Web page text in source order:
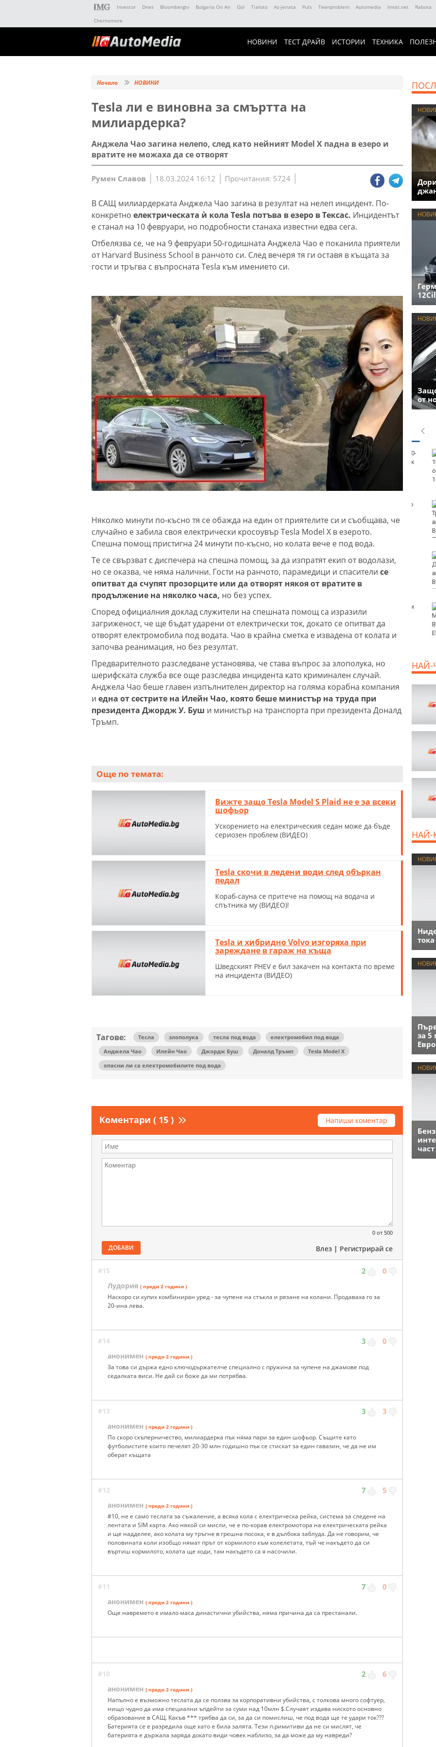
Investor Dnes Bloombergtv Bulgaria On Air Gol Tialoto Az-jenata Puls Teenproblem Automedia Imoti.net Rabota
Chernomore
НОВИНИ ТЕСТ ДРАЙВ ИСТОРИИ ТЕХНИКА
Начало НОВИНИ
Tesla ли е виновна за смъртта на
милиардерка?
Анджела Чао загина нелепо, след като нейният Model X падна в езеро и
вратите не можаха да се отворят
Румен Славов 18.03.2024 16:12 Прочитания: 5724
В САЩ милиардерката Анджела Чао загина в резултат на нелеп инцидент. По-
конкретно електрическата ѝ кола Tesla потъва в езеро в Тексас. Инцидентът
е станал на 10 февруари, но подробности станаха известни едва сега.
Отбелязва се, че на 9 февруари 50-годишната Анджела Чао е поканила приятели
от Harvard Business School в ранчото си. След вечеря тя ги оставя в къщата за
гости и тръгва с въпросната Tesla към имението си.
Няколко минути по-късно тя се обажда на един от приятелите си и съобщава, че
случайно е забила своя електрически кросоувър Tesla Model X в езерото.
Спешна помощ пристигна 24 минути по-късно, но колата вече е под вода.
Те се свързват с диспечера на спешна помощ, за да изпратят екип от водолази,
но се оказва, че няма налични. Гости на ранчото, парамедици и спасители се
опитват да счупят прозорците или да отворят някоя от вратите в
продължение на няколко часа, но без успех.
Според официалния доклад служители на спешната помощ са изразили
загриженост, че ще бъдат ударени от електрически ток, докато се опитват да
отворят електромобила под водата. Чао в крайна сметка е извадена от колата и
започва реанимация, но без резултат.
Предварителното разследване установява, че става въпрос за злополука, но
шерифската служба все още разследва инцидента като криминален случай.
Анджела Чао беше главен изпълнителен директор на голяма корабна компания
и една от сестрите на Илейн Чао, която беше министър на труда при
президента Джордж У. Буш и министър на транспорта при президента Доналд
Тръмп.
Още по темата:
Вижте защо Tesla Model S Plaid не е за всеки
шофьор
Ускорението на електрическия седан може да бъде
сериозен проблем (ВИДЕО)
Tesla скочи в ледени води след объркан
педал
Кораб-сауна се притече на помощ на водача и
спътника му (ВИДЕО)!
Tesla и хибридно Volvo изгоряха при
зареждане в гараж на къща
Шведският PHEV е бил закачен на контакта по време
на инцидента (ВИДЕО)
Тагове: Тесла злополука тесла под вода
електромобил под вода
Анджела Чао
Илейн Чао Джордж Буш Доналд Тръмп
Tesla Model X
опасни ли са електромобилите под вода
Коментари ( 15 ) Напиши коментар
0 от 500
ДОБАВИ Влез | Регистрирай се
#15 2 0
Лудория ( преди 2 години )
Наскоро си купих комбиниран уред - за чупене на стъкла и рязане на колани. Продаваха го за
20-ина лева.
#14 3 0
анонимен ( преди 2 години )
За това си държа едно ключодържателче специално с пружина за чупене на джамове под
седалката виси. Не дай си боже да ми потрябва.
#13 3 3
анонимен ( преди 2 години )
По скоро скъперничество, милиардерка пък няма пари за един шофьор. Същите като
футболистите които печелят 20-30 млн годишно пък се стискат за един гавазин, че да не им
оберат къщата
#12 7 5
анонимен ( преди 2 години )
#10, не е само теслата за съжаление, а всяка кола с електрическа рейка, система за следене на
лентата и SIM карта. Ако някой си мисли, че е по-корав електромотора на електрическата рейка
и ще надделее, ако колата му тръгне в грешна посока, е в дълбока заблуда. Да не говорим, че
половината коли изобщо нямат прът от кормилото към колелетата, тъй че накъдето да си
въртиш кормилото, колата ще ходи, там накъдето са я насочили.
#11 7 0
анонимен ( преди 2 години )
Още навремето е имало маса династични убийства, няма причина да са престанали.
#10 2 6
анонимен ( преди 2 години )
Напълно е възможно теслата да се ползва за корпоративни убийства, с толкова много софтуер,
нищо чудно да има специални ъпдейти за суми над 10млн $.Случаят издава ниското основно
образование в САЩ. Какъв *** трябва да си, за да си помислиш, че под вода ще те удари ток???
Батерията се е разредила още като е била залята. Тези п.римитиви да не си мислят, че
батерията е държала заряда докато види човек наблизо, за да може да му навреди?
от
Започна юбилейният 50-
и международен бридж
фестивал „Варна“
затвори пътя София-
Варна
2026
във Варна
НАЙ-
НАЙ-
за 5
част